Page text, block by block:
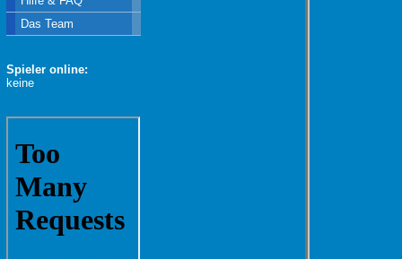
Das Team
Spieler online:
keine